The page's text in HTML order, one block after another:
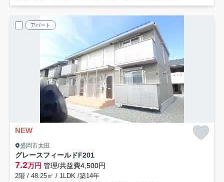
アパート
NEW
盛岡市太田
グレースフィールドF201
7.2万円 管理/共益費4,500円
2階 / 48.25㎡ / 1LDK /築14年